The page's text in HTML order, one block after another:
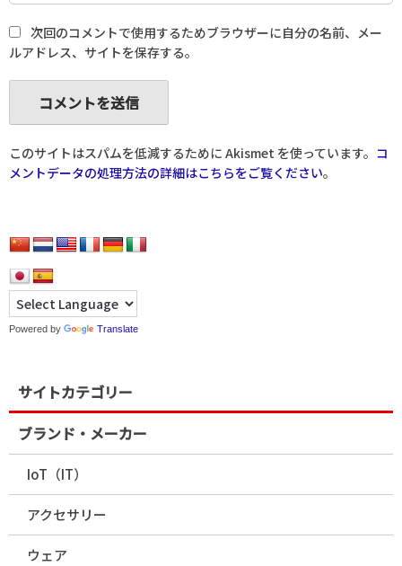
次回のコメントで使用するためブラウザーに自分の名前、メー
ルアドレス、サイトを保存する。
このサイトはスパムを低減するために Akismet を使っています。 コ
メントデータの処理方法の詳細はこちらをご覧ください。
Powered by Translate
サイトカテゴリー
ブランド・メーカー
IoT（IT）
アクセサリー
ウェア